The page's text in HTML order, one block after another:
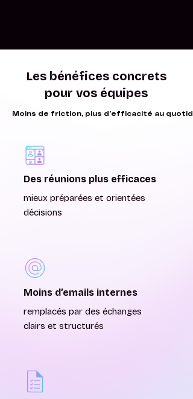
Les bénéfices concrets
pour vos équipes
Moins de friction, plus d’efficacité au
Moins de friction, plus d’efficacité au
Des réunions plus efficaces
mieux préparées et orientées
décisions
Moins d’emails internes
remplacés par des échanges
clairs et structurés